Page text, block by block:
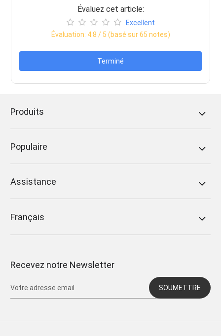
Évaluez cet article:
Excellent
Évaluation: 4.8 / 5 (basé sur65 notes)
Terminé
Produits
Populaire
Assistance
Français
Recevez notre Newsletter
SOUMETTRE